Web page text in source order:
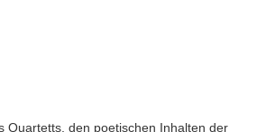
Quartetts, den poetischen Inhalten der